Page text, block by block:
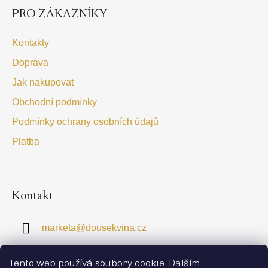
Tento web používá soubory cookie. Dalším
PRO ZÁKAZNÍKY
Kontakty
Doprava
Jak nakupovat
Obchodní podmínky
Podmínky ochrany osobních údajů
Platba
Kontakt
marketa@dousekvina.cz